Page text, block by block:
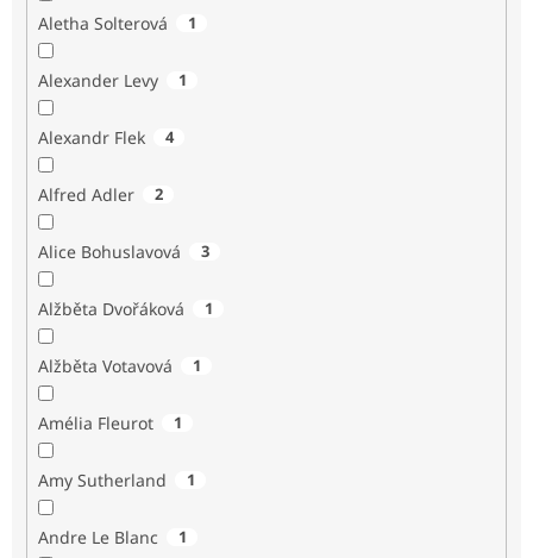
Aletha Solterová 1
Alexander Levy 1
Alexandr Flek 4
Alfred Adler 2
Alice Bohuslavová 3
Alžběta Dvořáková 1
Alžběta Votavová 1
Amélia Fleurot 1
Amy Sutherland 1
Andre Le Blanc 1